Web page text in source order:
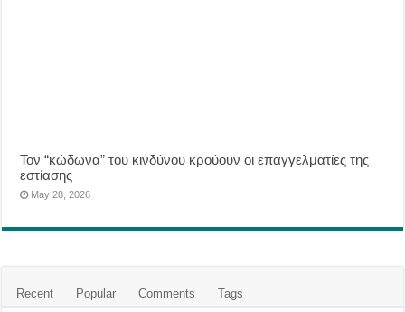
Τον “κώδωνα” του κινδύνου κρούουν οι επαγγελματίες της
εστίασης
May 28, 2026
Recent Popular Comments Tags